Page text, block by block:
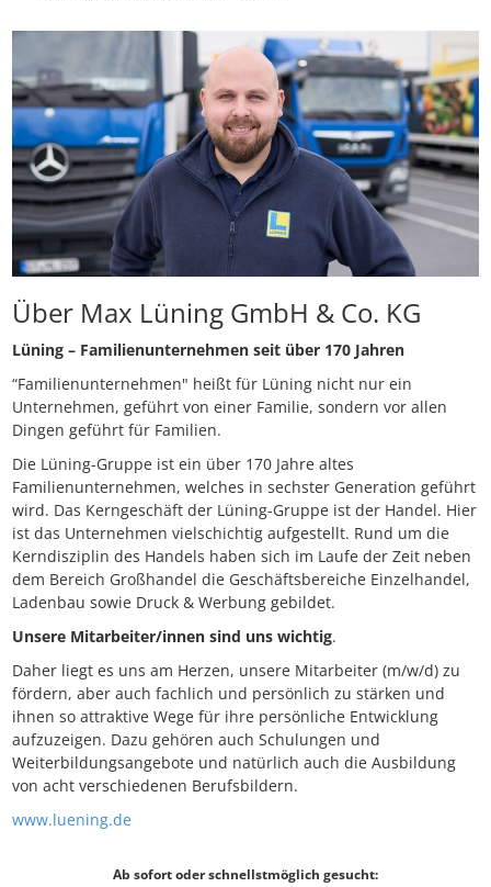
Über Max Lüning GmbH & Co. KG
Lüning – Familienunternehmen seit über 170 Jahren
“Familienunternehmen" heißt für Lüning nicht nur ein
Unternehmen, geführt von einer Familie, sondern vor allen
Dingen geführt für Familien.
Die Lüning-Gruppe ist ein über 170 Jahre altes
Familienunternehmen, welches in sechster Generation geführt
wird. Das Kerngeschäft der Lüning-Gruppe ist der Handel. Hier
ist das Unternehmen vielschichtig aufgestellt. Rund um die
Kerndisziplin des Handels haben sich im Laufe der Zeit neben
dem Bereich Großhandel die Geschäftsbereiche Einzelhandel,
Ladenbau sowie Druck & Werbung gebildet.
Unsere Mitarbeiter/innen sind uns wichtig.
Daher liegt es uns am Herzen, unsere Mitarbeiter (m/w/d) zu
fördern, aber auch fachlich und persönlich zu stärken und
ihnen so attraktive Wege für ihre persönliche Entwicklung
aufzuzeigen. Dazu gehören auch Schulungen und
Weiterbildungsangebote und natürlich auch die Ausbildung
von acht verschiedenen Berufsbildern.
www.luening.de
Ab sofort oder schnellstmöglich gesucht: